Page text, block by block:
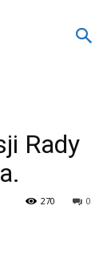
Rady
0
270